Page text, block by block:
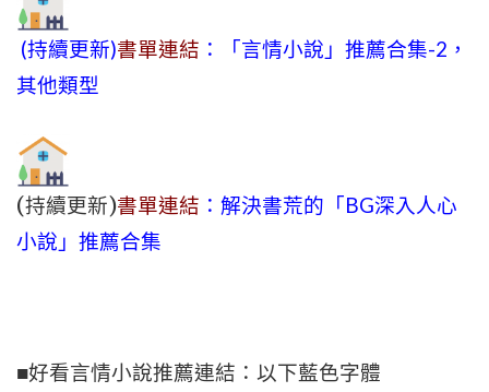
(持續更新)書單連結 ：「言情小說」推薦合集-2，
其他類型
(持續更新)書單連結 ：解決書荒的「BG深入人心
小說」推薦合集
■好看言情小說推薦連結：以下藍色字體